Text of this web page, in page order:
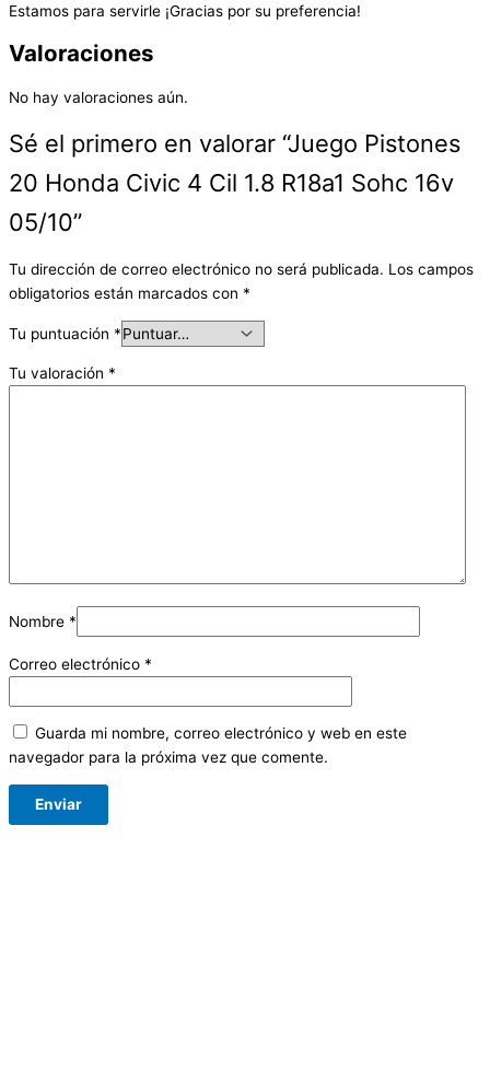
Estamos para servirle ¡Gracias por su preferencia!
Valoraciones
No hay valoraciones aún.
Sé el primero en valorar “Juego Pistones
20 Honda Civic 4 Cil 1.8 R18a1 Sohc 16v
05/10”
Tu dirección de correo electrónico no será publicada. Los campos
obligatorios están marcados con *
Tu puntuación *
Tu valoración *
Nombre *
Correo electrónico *
Guarda mi nombre, correo electrónico y web en este
navegador para la próxima vez que comente.